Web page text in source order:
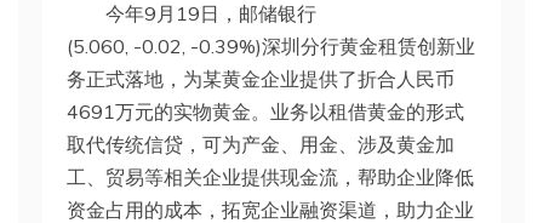
今年9月19日，邮储银行
(5.060, -0.02, -0.39%)深圳分行黄金租赁创新业
务正式落地，为某黄金企业提供了折合人民币
4691万元的实物黄金。业务以租借黄金的形式
取代传统信贷，可为产金、用金、涉及黄金加
工、贸易等相关企业提供现金流，帮助企业降低
资金占用的成本，拓宽企业融资渠道，助力企业